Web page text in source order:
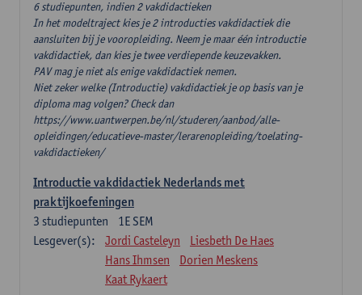
6 studiepunten, indien 2 vakdidactieken
In het modeltraject kies je 2 introducties vakdidactiek die
aansluiten bij je vooropleiding. Neem je maar één introductie
vakdidactiek, dan kies je twee verdiepende keuzevakken.
PAV mag je niet als enige vakdidactiek nemen.
Niet zeker welke (Introductie) vakdidactiek je op basis van je
diploma mag volgen? Check dan
https://www.uantwerpen.be/nl/studeren/aanbod/alle-
opleidingen/educatieve-master/lerarenopleiding/toelating-
vakdidactieken/
Introductie vakdidactiek Nederlands met
praktijkoefeningen
1E SEM
3 studiepunten
Lesgever(s):
Jordi Casteleyn
Liesbeth De Haes
Hans Ihmsen
Dorien Meskens
Kaat Rykaert